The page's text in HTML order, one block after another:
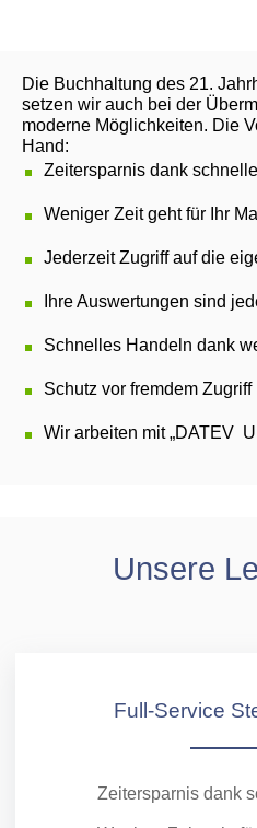
Die Buchhaltung des 21.
setzen wir auch bei der
moderne Möglichkeiten. Die
Hand:
Zeitersparnis dank
Weniger Zeit geht für Ihr
Jederzeit Zugriff auf die
Ihre Auswertungen sind
Schnelles Handeln dank
Schutz vor fremdem Zugriff
Wir arbeiten mit „DATEV
Unsere
Full-Service
Zeitersparnis dank